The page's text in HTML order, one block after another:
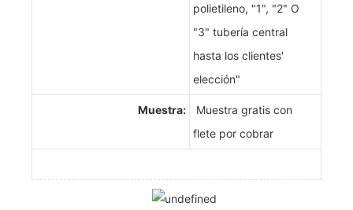
polietileno, "1", "2" O
"3" tubería central
hasta los clientes'
elección"
Muestra:
Muestra gratis con
flete por cobrar